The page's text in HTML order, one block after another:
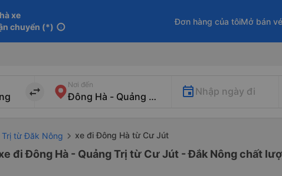
xe
chuyển (*) info
Đơn hàng của tôiMở bán
import_export
Nơi đến
Nhập ngày đi
từ Đăk Nông xe đi Đông Hà từ Cư Jút
đi Đông Hà - Quảng Trị từ Cư Jút - Đắk Nông chất